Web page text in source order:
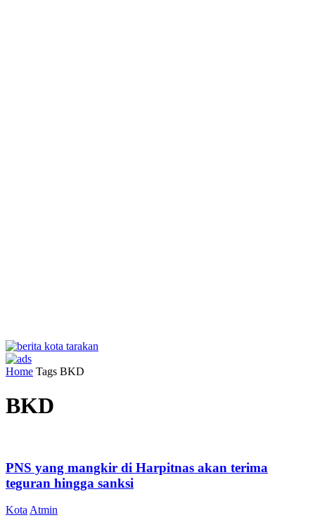
Home Tags BKD
BKD
PNS yang mangkir di Harpitnas akan terima
teguran hingga sanksi
Kota Atmin